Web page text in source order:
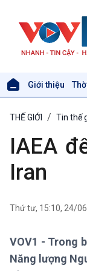
Giới thiệu
Xã hội
Tin Đời sống &
THẾ GIỚI Tin thế
IAEA
Iran
Thứ tư, 15:10, 24/
VOV1 - Trong
Năng lượng